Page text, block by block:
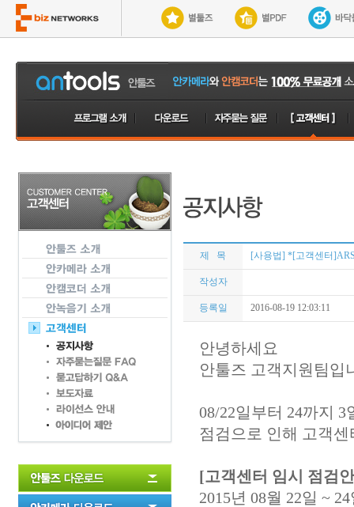
제 목 [사용법] *[고객센터
작성자
등록일 2016-08-19 12:03:11
안녕하세요
안툴즈 고객지원팀입
08/22일부터 24까지
점검으로 인해 고객
[고객센터 임시 점검
2015년 08월 22일 ~